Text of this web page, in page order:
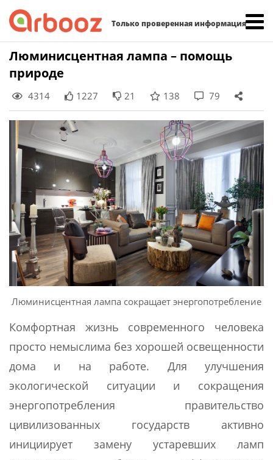
Только проверенная информация
Skip
content
Люминисцентная лампа – помощь
природе
4314 1227 21 138 79
Люминисцентная лампа сокращает энергопотребление
Комфортная жизнь современного человека
просто немыслима без хорошей освещенности
дома и на работе. Для улучшения
экологической ситуации и сокращения
энергопотребления правительство
цивилизованных государств активно
инициирует замену устаревших ламп
Найти: